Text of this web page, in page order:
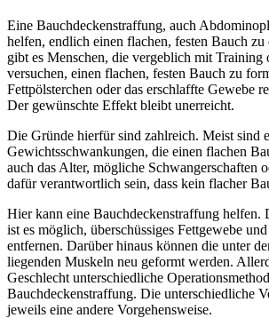
Eine Bauchdeckenstraffung, auch
helfen, endlich einen flachen, festen Bauch
gibt es Menschen, die vergeblich mit Training
versuchen, einen flachen, festen Bauch zu
Fettpölsterchen oder das erschlaffte Gewebe
Der gewünschte Effekt bleibt unerreicht.
Die Gründe hierfür sind zahlreich. Meist sind
Gewichtsschwankungen, die einen flachen
auch das Alter, mögliche Schwangerschaften
dafür verantwortlich sein, dass kein flacher
Hier kann eine Bauchdeckenstraffung helfen.
ist es möglich, überschüssiges Fettgewebe
entfernen. Darüber hinaus können die unter
liegenden Muskeln neu geformt werden.
Geschlecht unterschiedliche
Bauchdeckenstraffung. Die unterschiedliche
jeweils eine andere Vorgehensweise.